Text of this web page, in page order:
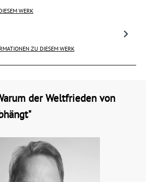
WERK
ZU DIESEM WERK
der Weltfrieden von